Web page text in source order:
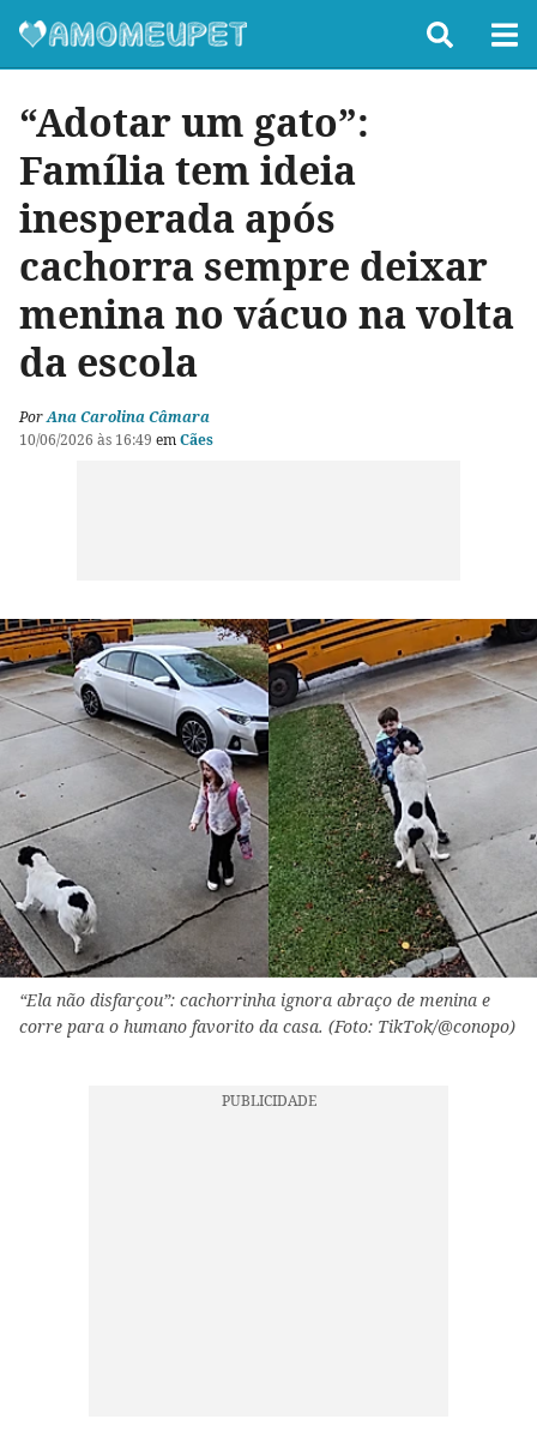
“Adotar um gato”:
Família tem ideia
inesperada após
cachorra sempre deixar
menina no vácuo na volta
da escola
PorAna Carolina Câmara
10/06/2026 às 16:49 emCães
“Ela não disfarçou”: cachorrinha ignora abraço de menina e
corre para o humano favorito da casa. (Foto: TikTok/@conopo)